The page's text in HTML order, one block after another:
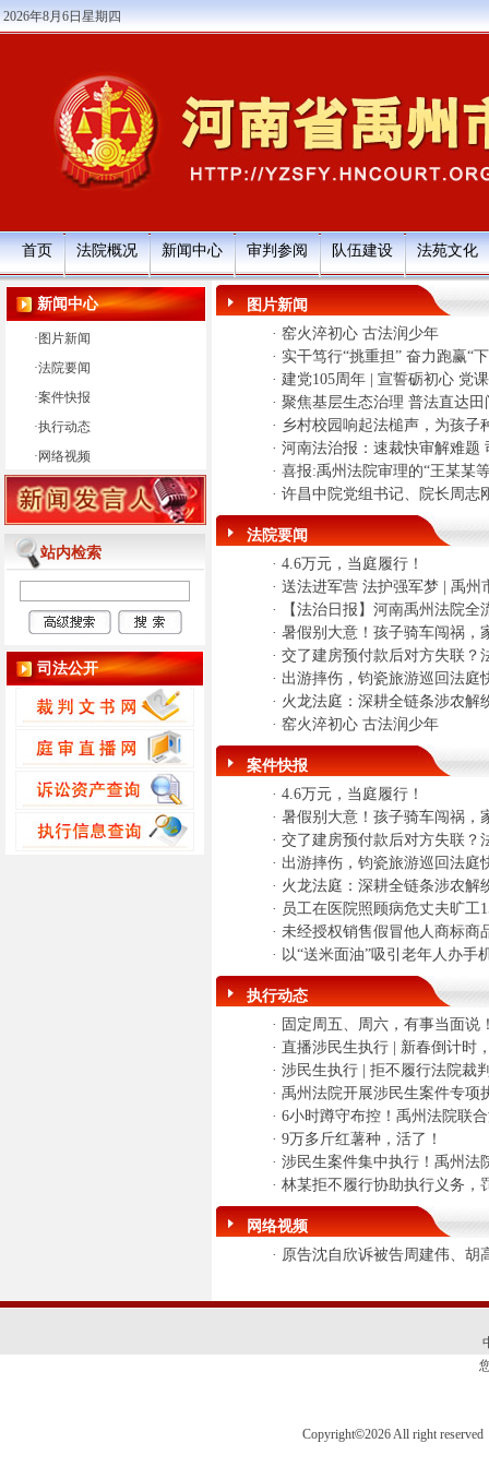
2026年8月6日星期四
首页 法院概况 新闻中心 审判参阅 队伍建设 法苑文化
新闻中心
· 图片新闻
·法院要闻
·案件快报
·执行动态
· 网络视频
站内检索
司法公开
图片新闻
· 窑火淬初心 古法润少年
· 实干笃行“挑重担” 奋力跑赢“
· 建党105周年 | 宣誓砺初心 党
· 聚焦基层生态治理 普法直达
· 乡村校园响起法槌声，为孩子
· 河南法治报：速裁快审解难题
· 喜报:禹州法院审理的“王某某
· 许昌中院党组书记、院长周志
法院要闻
· 4.6万元，当庭履行！
· 送法进军营 法护强军梦 | 禹州
·
【法治日报】河南禹州法院全
· 暑假别大意！孩子骑车闯祸，
· 交了建房预付款后对方失联？
· 出游摔伤，钧瓷旅游巡回法庭
· 火龙法庭：深耕全链条涉农解
· 窑火淬初心 古法润少年
案件快报
· 4.6万元，当庭履行！
· 暑假别大意！孩子骑车闯祸，
· 交了建房预付款后对方失联？
· 出游摔伤，钧瓷旅游巡回法庭
· 火龙法庭：深耕全链条涉农解
· 员工在医院照顾病危丈夫旷工
· 未经授权销售假冒他人商标商
· 以“送米面油”吸引老年人办手
执行动态
· 固定周五、周六，有事当面说
· 直播涉民生执行 | 新春倒计时
· 涉民生执行 | 拒不履行法院裁
· 禹州法院开展涉民生案件专项
· 6小时蹲守布控！禹州法院联
· 9万多斤红薯种，活了！
· 涉民生案件集中执行！禹州法
· 林某拒不履行协助执行义务，
网络视频
· 原告沈自欣诉被告周建伟、胡
Copyright©2026 All right